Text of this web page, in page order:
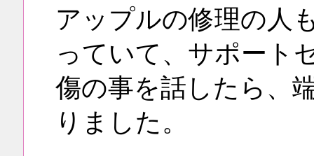
アップルの修理の人
っていて、サポート
傷の事を話したら、
りました。